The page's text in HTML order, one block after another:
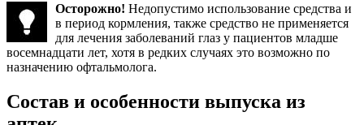
Осторожно! Недопустимо использование средства и
в период кормления, также средство не применяется
для лечения заболеваний глаз у пациентов младше
восемнадцати лет, хотя в редких случаях это возможно по
назначению офтальмолога.
Состав и особенности выпуска из